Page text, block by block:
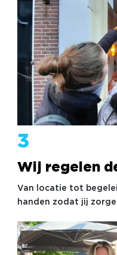
3
Wij regelen
Van locatie tot
handen zodat jij